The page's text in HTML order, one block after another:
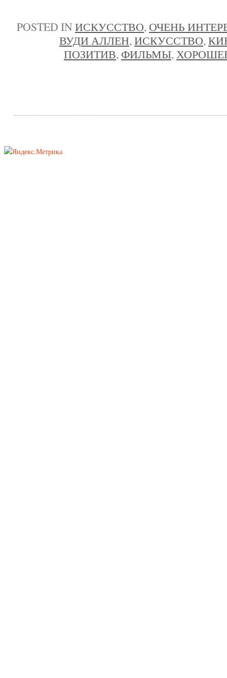
POSTED INИСКУССТВО, ОЧЕНЬ
ВУДИ АЛЛЕН,ИСКУССТВО,
ПОЗИТИВ, ФИЛЬМЫ,